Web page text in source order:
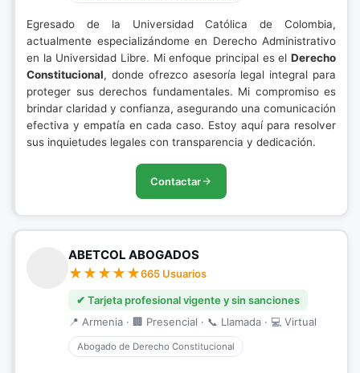
Egresado de la Universidad Católica de Colombia,
actualmente especializándome en Derecho Administrativo
en la Universidad Libre. Mi enfoque principal es el Derecho
Constitucional, donde ofrezco asesoría legal integral para
proteger sus derechos fundamentales. Mi compromiso es
brindar claridad y confianza, asegurando una comunicación
efectiva y empatía en cada caso. Estoy aquí para resolver
sus inquietudes legales con transparencia y dedicación.
Contactar
ABETCOL ABOGADOS
665 Usuarios
✔ Tarjeta profesional vigente y sin sanciones
📍 Armenia · 🏢 Presencial · 📞 Llamada · 💻 Virtual
Abogado de Derecho Constitucional